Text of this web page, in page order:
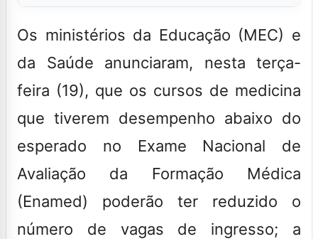
Os ministérios da Educação (MEC) e
da Saúde anunciaram, nesta terça-
feira (19), que os cursos de medicina
que tiverem desempenho abaixo do
esperado no Exame Nacional de
Avaliação da Formação Médica
(Enamed) poderão ter reduzido o
número de vagas de ingresso; a